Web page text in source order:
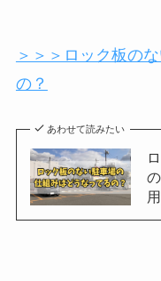
＞＞＞ロック板の
の？
あわせて読みたい